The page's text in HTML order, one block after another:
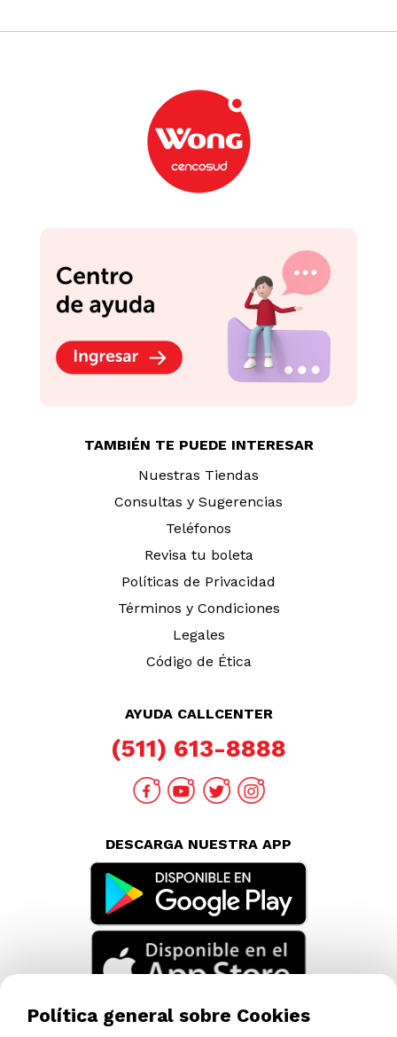
TAMBIÉN TE PUEDE INTERESAR
Nuestras Tiendas
Consultas y Sugerencias
Teléfonos
Revisa tu boleta
Políticas de Privacidad
Términos y Condiciones
Legales
Código de Ética
AYUDA CALLCENTER
(511) 613-8888
DESCARGA NUESTRA APP
Política general sobre Cookies